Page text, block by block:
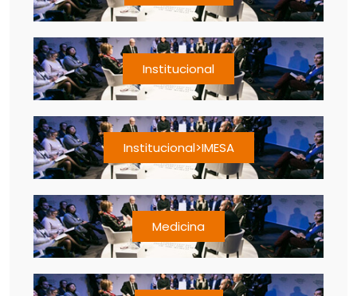
Institucional
Institucional>IMESA
Medicina